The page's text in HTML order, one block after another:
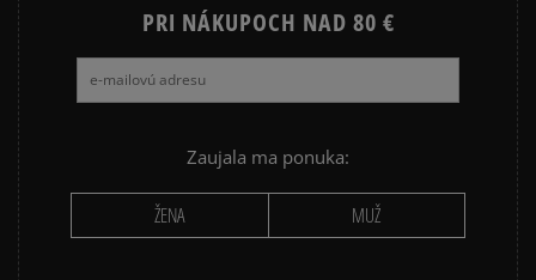
Recenzie zákazníkov
PRI NÁKUPOCH NAD 80 €
Zaujala ma ponuka:
ŽENA MUŽ